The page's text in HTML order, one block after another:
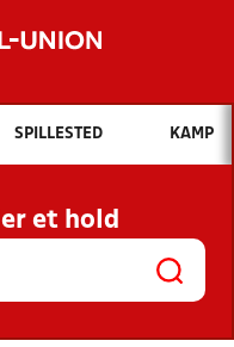
Hvad vil du søge efter?
OG NYHEDER
KLUBBER OG
SPILLESTED KAMP
et hold